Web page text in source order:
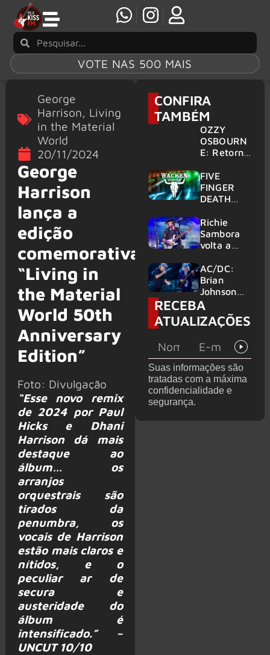
VOTE NAS 500 MAIS
George
Harrison, Living
in the Material
World
20/11/2024
George
Harrison
lança a
edição
comemorativa
“Living in
the Material
World 50th
Anniversary
Edition”
Foto: Divulgação
“Esse novo remix
de 2024 por Paul
Hicks e Dhani
Harrison dá mais
destaque ao
álbum… os
arranjos
orquestrais são
tirados da
penumbra, os
vocais de Harrison
estão mais claros e
nítidos, e o
peculiar ar de
secura e
austeridade do
álbum é
intensificado.” –
UNCUT 10/10
CONFIRA
TAMBÉM
OZZY
OSBOURN
E: Retorno
em 2027 é
confirmad
o por
FIVE
FINGER
DEATH
HELLOWE
EN:
Gigantes
anunciados
no Wacken
2027
Richie
Sambora
volta a
clássicos
do Bon
Jovi com o
supergrupo
Kings of
Chaos nos
Unidos
AC/DC:
Brian
Johnson
quase é
atingido
por canhão
RECEBA
ATUALIZAÇÕES
Suas informações são
tratadas com a máxima
confidencialidade e
segurança.